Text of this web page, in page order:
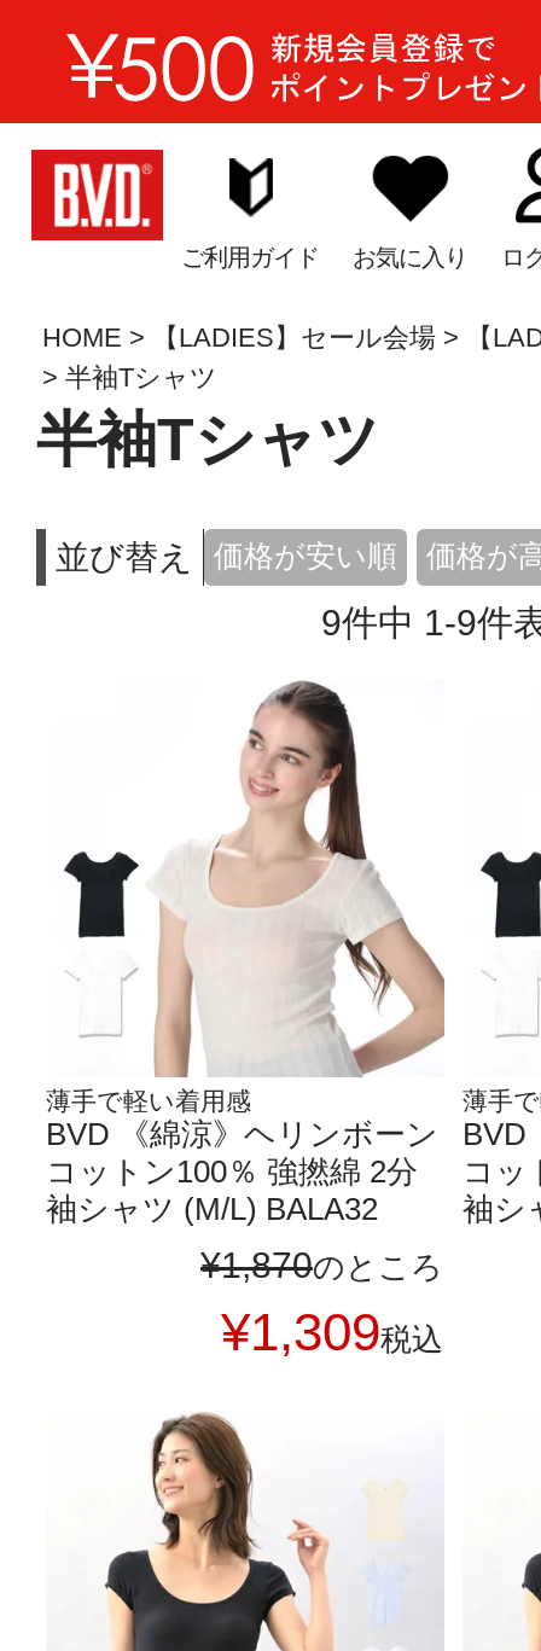
ご利用ガイド お気に入り ロ
HOME 【LADIES】セール会場
【
半袖Tシャツ
半袖Tシャツ
並び替え 価格が安い順 価格が
9件中 1-9件
薄手で軽い着用感
BVD 《綿涼》ヘリンボーン
コットン100％ 強撚綿 2分
袖シャツ (M/L) BALA32
¥1,870のところ
¥1,309税込
薄手
BVD
コッ
袖シ